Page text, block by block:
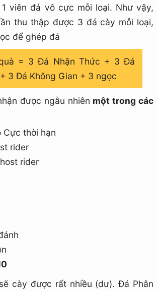
viên đá vô cực mỗi loại. Như vậy,
thu thập được 3 đá cày mỗi loại,
để ghép đá
= 3 Đá Nhận Thức + 3 Đá
3 Đá Không Gian + 3 ngọc
được ngẫu nhiên một trong các
Cực thời hạn
rider
rider
cày được rất nhiều (dư). Đá Phân